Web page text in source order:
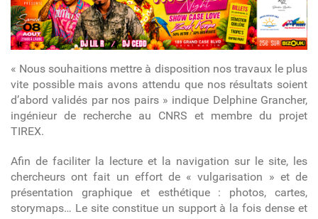
« Nous souhaitions mettre à disposition nos travaux le plus
vite possible mais avons attendu que nos résultats soient
d’abord validés par nos pairs » indique Delphine Grancher,
ingénieur de recherche au CNRS et membre du projet
TIREX.
Afin de faciliter la lecture et la navigation sur le site, les
chercheurs ont fait un effort de « vulgarisation » et de
présentation graphique et esthétique : photos, cartes,
storymaps… Le site constitue un support à la fois dense et